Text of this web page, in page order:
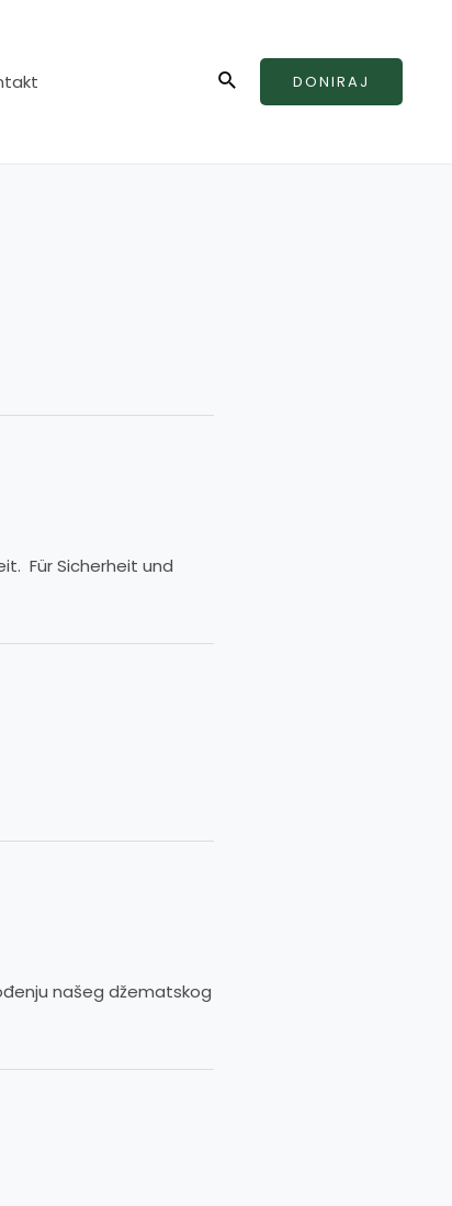
Search DONIRAJ
Für Sicherheit und
našeg džematskog